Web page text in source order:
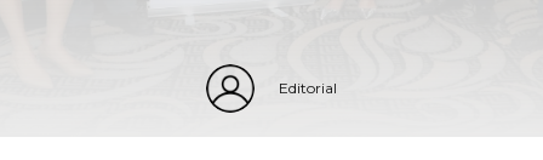
Editorial